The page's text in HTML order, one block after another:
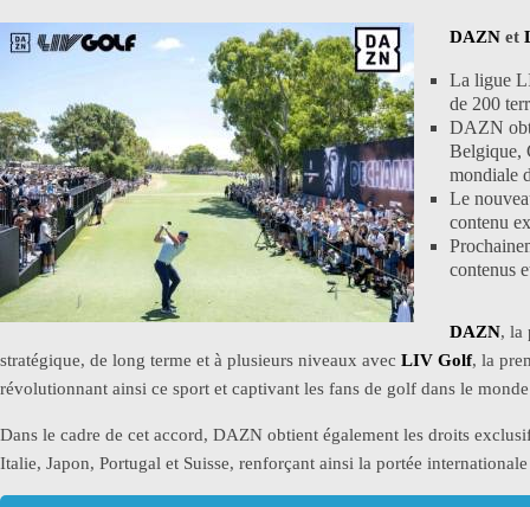
DAZN et
La ligue
de 200
DAZN
Belgique,
mondiale
Le
contenu
contenus
DAZN, la
stratégique, de long terme et à plusieurs niveaux avec LIV Golf, la
révolutionnant ainsi ce sport et captivant les fans de golf dans le
Dans le cadre de cet accord, DAZN obtient également les droits
Italie, Japon, Portugal et Suisse, renforçant ainsi la portée